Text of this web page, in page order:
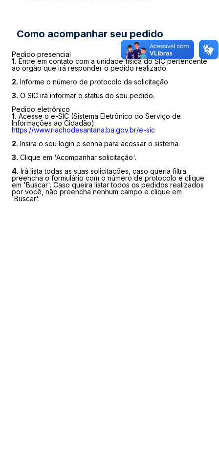
Como acompanhar seu pedido
Pedido presencial
1. Entre em contato com a unidade física do SIC pertencente
ao orgão que irá responder o pedido realizado.
2. Informe o número de protocolo da solicitação
3. O SIC irá informar o status do seu pedido.
Pedido eletrônico
1. Acesse o e-SIC (Sistema Eletrônico do Serviço de
Informações ao Cidadão):
https://www.riachodesantana.ba.gov.br/e-sic
2. Insira o seu login e senha para acessar o sistema.
3. Clique em 'Acompanhar solicitação'.
4. Irá lista todas as suas solicitações, caso queria filtra
preencha o formulário com o número de protocolo e clique
em 'Buscar'. Caso queira listar todos os pedidos realizados
por você, não preencha nenhum campo e clique em
'Buscar'.